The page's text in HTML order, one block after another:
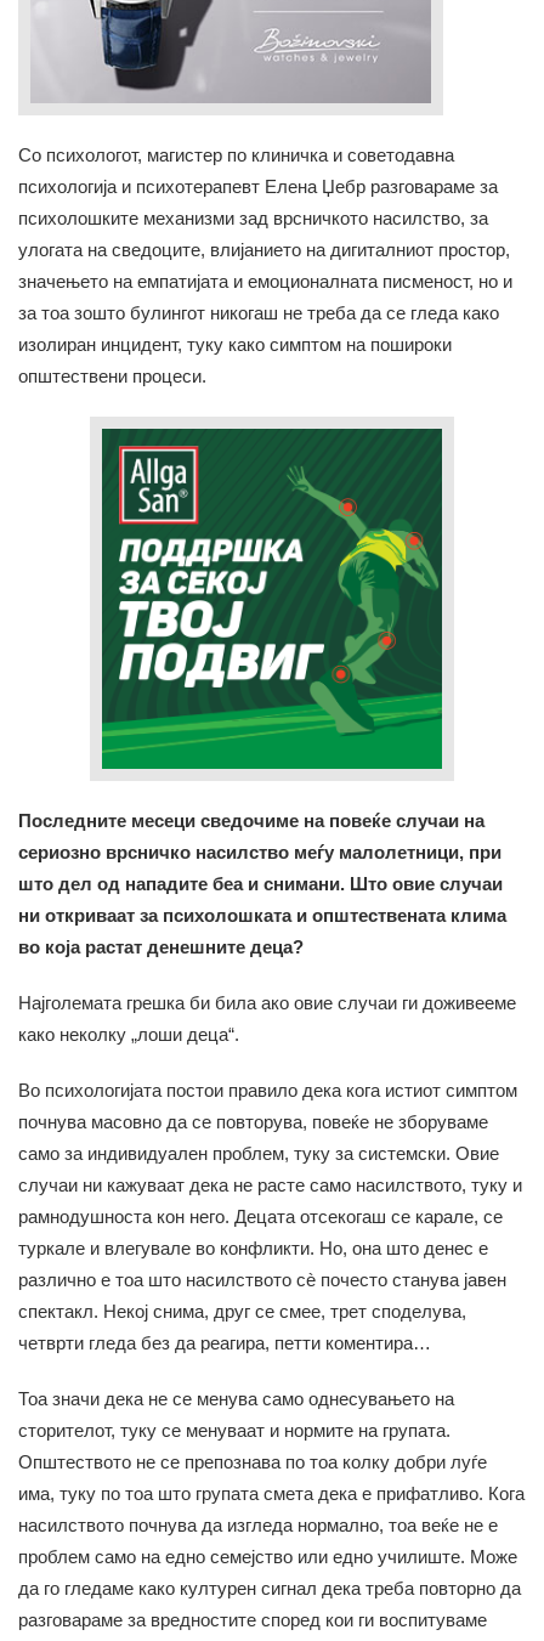
Со психологот, магистер по клиничка и советодавна
психологија и психотерапевт Елена Џебр разговараме за
психолошките механизми зад врсничкото насилство, за
улогата на сведоците, влијанието на дигиталниот простор,
значењето на емпатијата и емоционалната писменост, но и
за тоа зошто булингот никогаш не треба да се гледа како
изолиран инцидент, туку како симптом на пошироки
општествени процеси.
Последните месеци сведочиме на повеќе случаи на
сериозно врсничко насилство меѓу малолетници, при
што дел од нападите беа и снимани. Што овие случаи
ни откриваат за психолошката и општествената клима
во која растат денешните деца?
Најголемата грешка би била ако овие случаи ги доживееме
како неколку „лоши деца“.
Во психологијата постои правило дека кога истиот симптом
почнува масовно да се повторува, повеќе не зборуваме
само за индивидуален проблем, туку за системски. Овие
случаи ни кажуваат дека не расте само насилството, туку и
рамнодушноста кон него. Децата отсекогаш се карале, се
туркале и влегувале во конфликти. Но, она што денес е
различно е тоа што насилството сè почесто станува јавен
спектакл. Некој снима, друг се смее, трет споделува,
четврти гледа без да реагира, петти коментира…
Тоа значи дека не се менува само однесувањето на
сторителот, туку се менуваат и нормите на групата.
Општеството не се препознава по тоа колку добри луѓе
има, туку по тоа што групата смета дека е прифатливо. Кога
насилството почнува да изгледа нормално, тоа веќе не е
проблем само на едно семејство или едно училиште. Може
да го гледаме како културен сигнал дека треба повторно да
разговараме за вредностите според кои ги воспитуваме